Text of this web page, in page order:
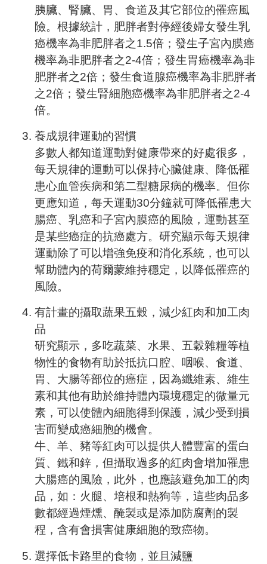
胰臟、腎臟、胃、食道及其它部位的罹癌風
險。根據統計，肥胖者對停經後婦女發生乳
癌機率為非肥胖者之1.5倍；發生子宮內膜癌
機率為非肥胖者之2-4倍；發生胃癌機率為非
肥胖者之2倍；發生食道腺癌機率為非肥胖者
之2倍；發生腎細胞癌機率為非肥胖者之2-4
倍。
養成規律運動的習慣
多數人都知道運動對健康帶來的好處很多，
每天規律的運動可以保持心臟健康、降低罹
患心血管疾病和第二型糖尿病的機率。但你
更應知道，每天運動30分鐘就可降低罹患大
腸癌、乳癌和子宮內膜癌的風險，運動甚至
是某些癌症的抗癌處方。研究顯示每天規律
運動除了可以增強免疫和消化系統，也可以
幫助體內的荷爾蒙維持穩定，以降低罹癌的
風險。
有計畫的攝取蔬果五穀，減少紅肉和加工肉
品
研究顯示，多吃蔬菜、水果、五穀雜糧等植
物性的食物有助於抵抗口腔、咽喉、食道、
胃、大腸等部位的癌症，因為纖維素、維生
素和其他有助於維持體內環境穩定的微量元
素，可以使體內細胞得到保護，減少受到損
害而變成癌細胞的機會。
牛、羊、豬等紅肉可以提供人體豐富的蛋白
質、鐵和鋅，但攝取過多的紅肉會增加罹患
大腸癌的風險，此外，也應該避免加工的肉
品，如：火腿、培根和熱狗等，這些肉品多
數都經過煙燻、醃製或是添加防腐劑的製
程，含有會損害健康細胞的致癌物。
選擇低卡路里的食物，並且減鹽